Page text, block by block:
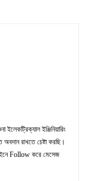
ইঞ্জিনিয়ারিং
রাখতে চেষ্টা করছি।
Follow করে মেসেজ